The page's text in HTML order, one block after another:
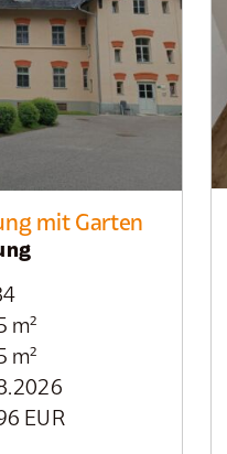
mit Garten
m²
m²
EUR